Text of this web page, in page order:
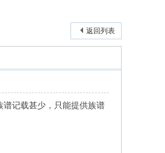
返回列表
谱记载甚少，只能提供族谱